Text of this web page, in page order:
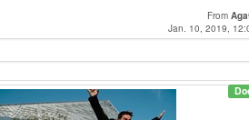
From
Jan. 10, 2019,